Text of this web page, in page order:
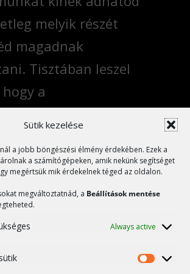
Sütik kezelése
a jobb böngészési élmény érdekében. Ezek a
a számítógépeken, amik nekünk segítséget
megértsük mik érdekelnek téged az oldalon.
megváltoztatnád, a Beállítások mentése
Always active
melyik részét
magadnak
Tisztában leszel
a
frissítések mennyi
egy nagyságrendi
is, amit ezért ki kell